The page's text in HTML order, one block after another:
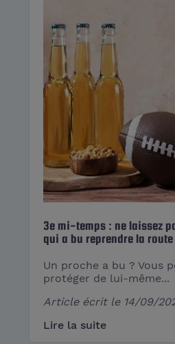
3e mi-temps : ne laissez
qui a bu reprendre la route
Un proche a bu ? Vous
protéger de lui-même...
Article écrit le 14/09/
Lire la suite